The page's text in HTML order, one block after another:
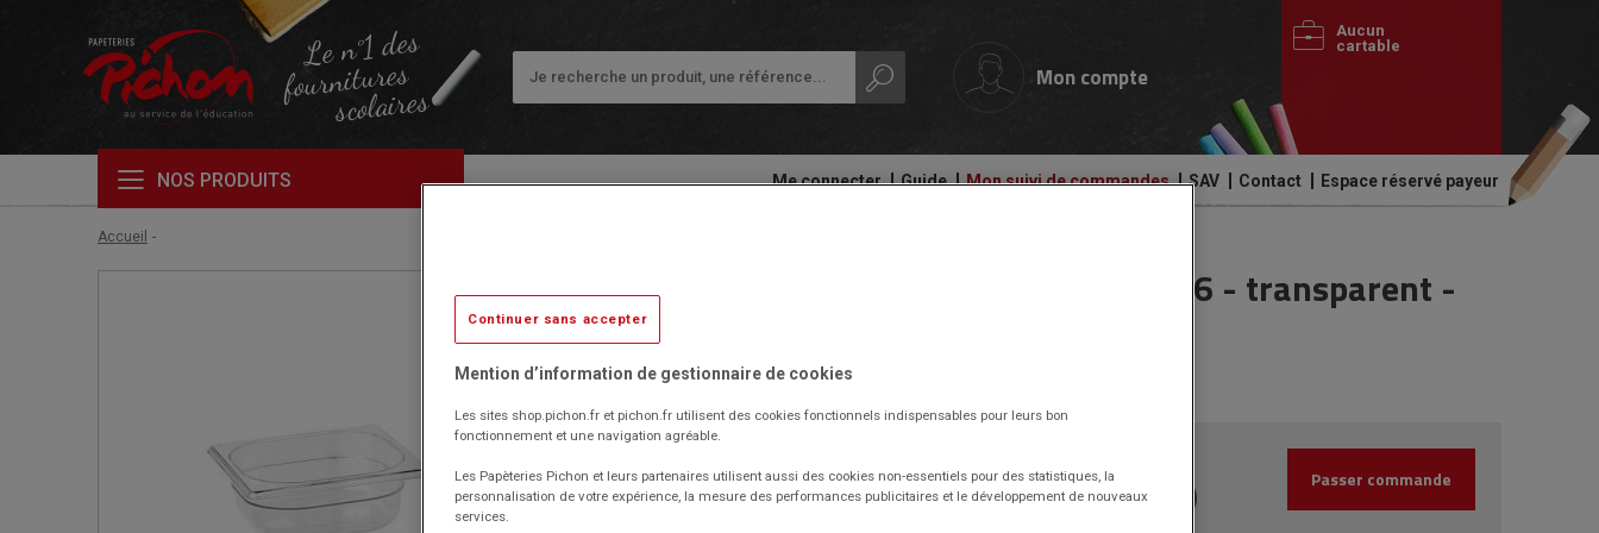
Le n°1 des
fournitures
scolaires
Mon compte
Aucun
cartable
NOS PRODUITS
Audiovisuel,
et
bureautique
Cahiers
et
Ecriture
Ergonomie
classe
Protection
documents
Me connecter Guide Mon suivi de commandes SAV Contact Espace réservé payeur
Accueil
Bac gastronormes en copolyester GN 1/6 - transparent -
17,6 x 16,2 x 10 cm
Livré par notre fournisseur
Réf. 1018228
Compatibles avec tous les équipements et appareils
5.19€
(6.23€ ) Passer commande
Continuer sans accepter
Mention d’information de gestionnaire de cookies
Les sites shop.pichon.fr et pichon.fr utilisent des cookies fonctionnels indispensables pour leurs bon
fonctionnement et une navigation agréable.
Les Papèteries Pichon et leurs partenaires utilisent aussi des cookies non-essentiels pour des statistiques, la
personnalisation de votre expérience, la mesure des performances publicitaires et le développement de nouveaux
services.